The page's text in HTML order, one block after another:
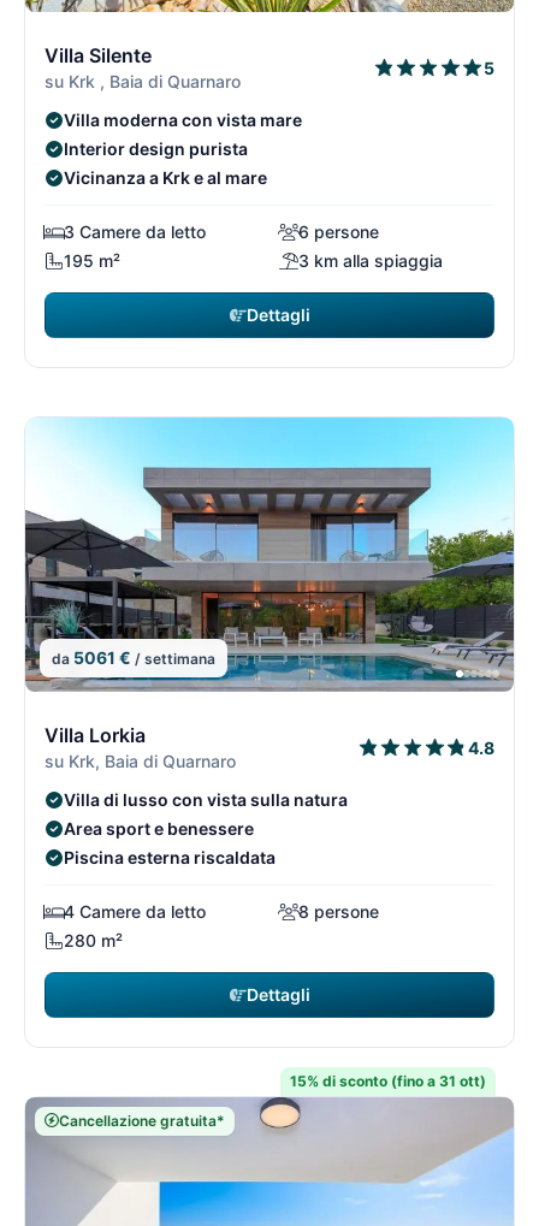
Villa Silente
su Krk , Baia di Quarnaro
5
Villa moderna con vista mare
Interior design purista
Vicinanza a Krk e al mare
3 Camere da letto
6 persone
195 m²
3 km alla spiaggia
Dettagli
da 5061 € / settimana
Villa Lorkia
su Krk, Baia di Quarnaro
4.8
Villa di lusso con vista sulla natura
Area sport e benessere
Piscina esterna riscaldata
4 Camere da letto
8 persone
280 m²
Dettagli
15% di sconto (fino a 31 ott)
Cancellazione gratuita*